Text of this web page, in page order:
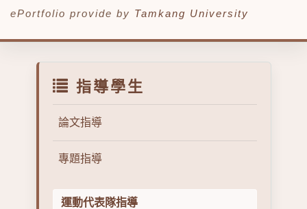
ePortfolio provide by Tamkang University
指導學生
論文指導
專題指導
運動代表隊指導